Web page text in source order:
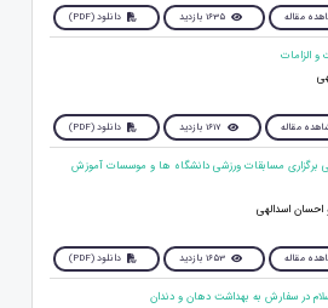
مقاله 1635 بازدید دانلود (PDF)
مقاله 1617 بازدید دانلود (PDF)
برگزاری مسابقات ورزشی دانشگاه ها و موسسات آموزش
اسدالهی
مقاله 1653 بازدید دانلود (PDF)